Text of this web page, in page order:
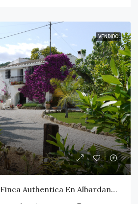
VENDIDO
FD 2151 Preciosa Finca Authentica En Albardaneras-Pedreguer